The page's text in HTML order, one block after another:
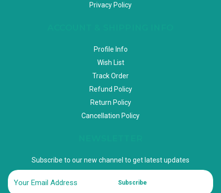
Privacy Policy
Profile Info
Wish List
Track Order
Refund Policy
Return Policy
Cancellation Policy
Subscribe to our new channel to get latest updates
Subscribe